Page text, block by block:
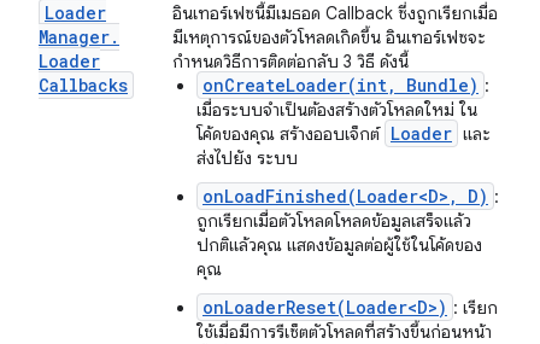
Loader
Manager.
Loader
Callbacks
อินเทอร์เฟซนี้มีเมธอด Callback ซึ่งถูกเรียกเมื่อ
มีเหตุการณ์ของตัวโหลดเกิดขึ้น อินเทอร์เฟซจะ
กำหนดวิธีการติดต่อกลับ 3 วิธี ดังนี้
onCreateLoader(int, Bundle) :
เมื่อระบบจำเป็นต้องสร้างตัวโหลดใหม่ ใน
โค้ดของคุณ สร้างออบเจ็กต์ Loader และ
ส่งไปยัง ระบบ
onLoadFinished(Loader<D>, D) :
ถูกเรียกเมื่อตัวโหลดโหลดข้อมูลเสร็จแล้ว
ปกติแล้วคุณ แสดงข้อมูลต่อผู้ใช้ในโค้ดของ
คุณ
onLoaderReset(Loader<D>) : เรียก
ใช้เมื่อมีการรีเซ็ตตัวโหลดที่สร้างขึ้นก่อนหน้า